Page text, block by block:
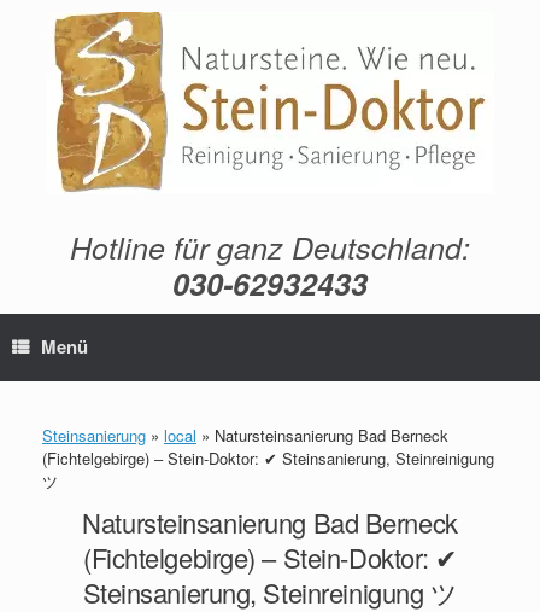
springen
Hotline für ganz Deutschland:
030-62932433
Menü
Steinsanierung » local » Natursteinsanierung Bad Berneck
(Fichtelgebirge) – Stein-Doktor: ✔ Steinsanierung, Steinreinigung
ツ
Natursteinsanierung Bad Berneck
(Fichtelgebirge) – Stein-Doktor: ✔
Steinsanierung, Steinreinigung ツ